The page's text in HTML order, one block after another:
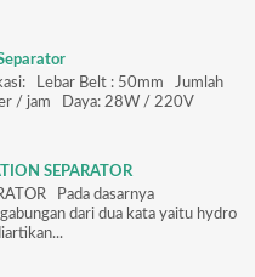
Lebar Belt : 50mm Jumlah
/ jam Daya: 28W / 220V
SEPARATOR
Pada dasarnya
dari dua kata yaitu hydro